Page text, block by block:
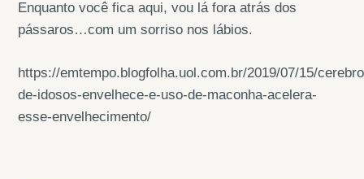
Enquanto você fica aqui, vou lá fora atrás dos
pássaros…com um sorriso nos lábios.
https://emtempo.blogfolha.uol.com.br/2019/07/15/
de-idosos-envelhece-e-uso-de-maconha-acelera-
esse-envelhecimento/